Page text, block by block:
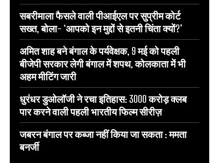
सबरीमाला फैसले वाली पीआईएल पर सुप्रीम कोर्ट
सख्त, बोला- ‘आपको इन मुद्दों से इतनी चिंता क्यों?’
अमित शाह बने बंगाल के पर्यवेक्षक, 9 मई को पहली
बीजेपी सरकार लेगी बंगाल में शपथ, कोलकाता में भी
अहम मीटिंग जारी
धुरंधर डुओलॉजी ने रचा इतिहास: 3000 करोड़ क्लब
पार करने वाली पहली भारतीय फिल्म सीरीज़
जबरन बंगाल पर कब्जा नहीं किया जा सकता : ममता
बनर्जी